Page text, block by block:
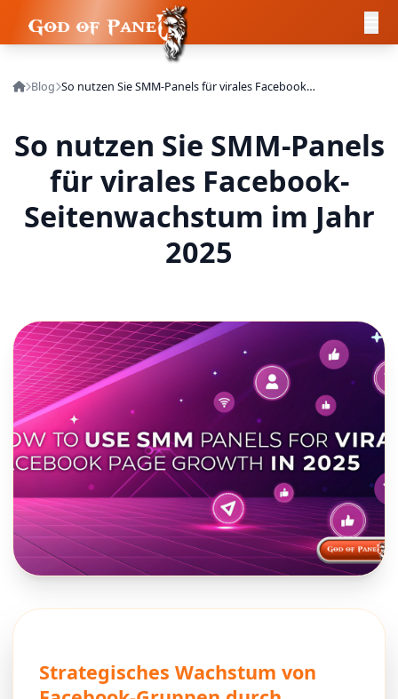
Blog So nutzen Sie SMM-Panels für virales Facebook-Seitenwachstum im Jahr 2025
So nutzen Sie SMM-Panels
für virales Facebook-
Seitenwachstum im Jahr
2025
Strategisches Wachstum von